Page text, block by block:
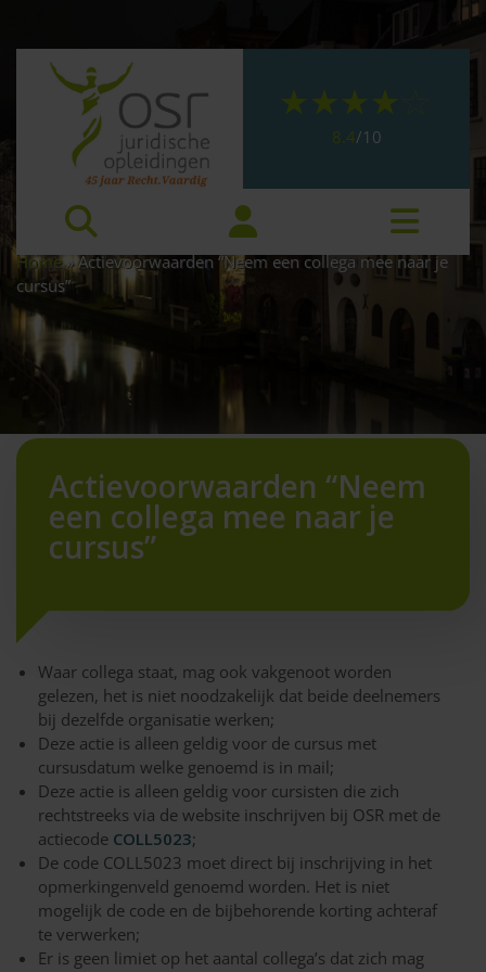
8.4/10
Home»Actievoorwaarden “Neem een collega mee naar je
cursus”
Actievoorwaarden “Neem
een collega mee naar je
cursus”
Waar collega staat, mag ook vakgenoot worden
gelezen, het is niet noodzakelijk dat beide deelnemers
bij dezelfde organisatie werken;
Deze actie is alleen geldig voor de cursus met
cursusdatum welke genoemd is in mail;
Deze actie is alleen geldig voor cursisten die zich
rechtstreeks via de website inschrijven bij OSR met de
actiecode COLL5023;
De code COLL5023 moet direct bij inschrijving in het
opmerkingenveld genoemd worden. Het is niet
mogelijk de code en de bijbehorende korting achteraf
te verwerken;
Er is geen limiet op het aantal collega’s dat zich mag